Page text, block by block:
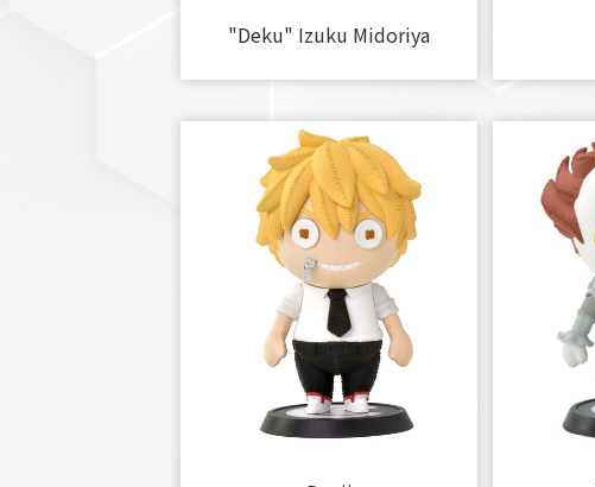
"Deku" Izuku Midoriya